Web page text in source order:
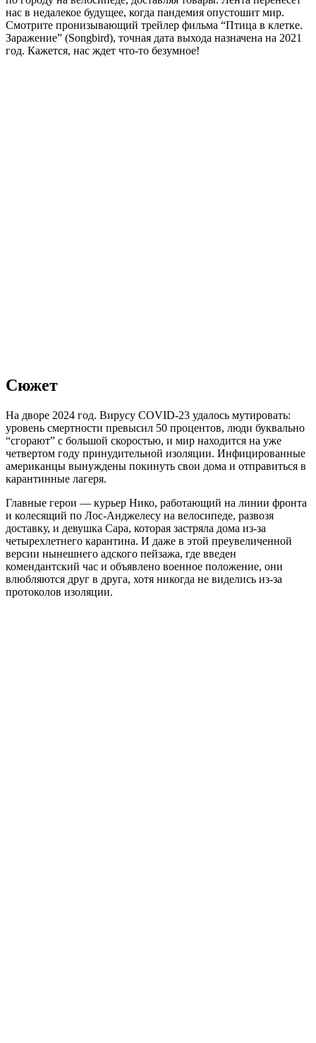
нас в недалекое будущее, когда пандемия опустошит мир.
Смотрите пронизывающий трейлер фильма “Птица в клетке.
Заражение” (Songbird), точная дата выхода назначена на 2021
год. Кажется, нас ждет что-то безумное!
Сюжет
На дворе 2024 год. Вирусу COVID-23 удалось мутировать:
уровень смертности превысил 50 процентов, люди буквально
“сгорают” с большой скоростью, и мир находится на уже
четвертом году принудительной изоляции. Инфицированные
американцы вынуждены покинуть свои дома и отправиться в
карантинные лагеря.
Главные герои — курьер Нико, работающий на линии фронта
и колесящий по Лос-Анджелесу на велосипеде, развозя
доставку, и девушка Сара, которая застряла дома из-за
четырехлетнего карантина. И даже в этой преувеличенной
версии нынешнего адского пейзажа, где введен
комендантский час и объявлено военное положение, они
влюбляются друг в друга, хотя никогда не виделись из-за
протоколов изоляции.